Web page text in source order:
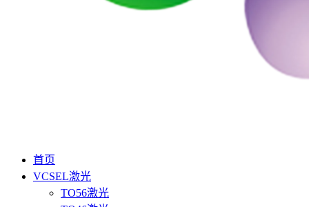
首页
VCSEL激光
TO56激光